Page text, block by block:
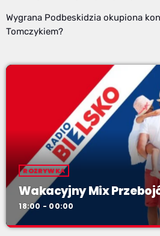
Wygrana Podbeskidzia okupiona
Tomczykiem?
ROZRYWKA
Wakacyjny Mix
18:00 - 00:00